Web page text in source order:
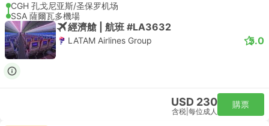
CGH 孔戈尼亚斯/圣保罗机场
SSA 薩爾瓦多機場
經濟艙 | 航班 #LA3632
LATAM Airlines Group 5.0
USD 230
含税 每位成人
購票